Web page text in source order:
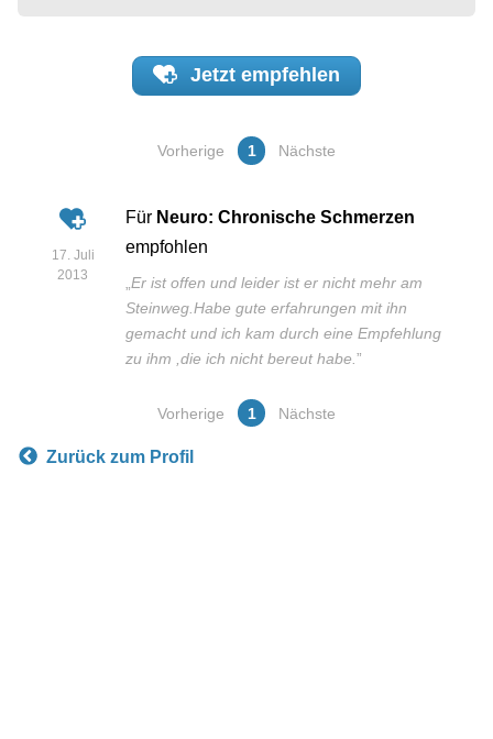
Jetzt empfehlen
Vorherige 1 Nächste
17. Juli
2013
Für Neuro: Chronische Schmerzen
empfohlen
Er ist offen und leider ist er nicht mehr am
Steinweg.Habe gute erfahrungen mit ihn
gemacht und ich kam durch eine Empfehlung
zu ihm ,die ich nicht bereut habe. ”
Vorherige 1 Nächste
Zurück zum Profil